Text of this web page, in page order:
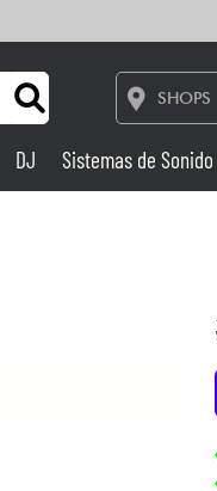
SHOPS
DJ Sistemas de Sonido